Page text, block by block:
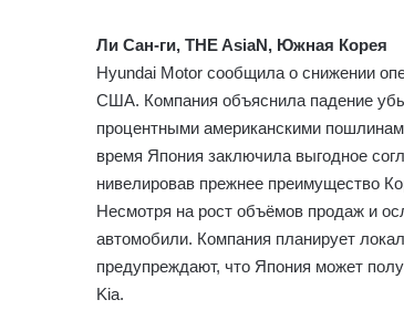
Ли Сан-ги, THE AsiaN, Южная Корея
Hyundai Motor сообщила о снижении
США. Компания объяснила падение
процентными американскими
время Япония заключила выгодное
нивелировав прежнее преимущество
Несмотря на рост объёмов продаж и
автомобили. Компания планирует
предупреждают, что Япония может
Kia.